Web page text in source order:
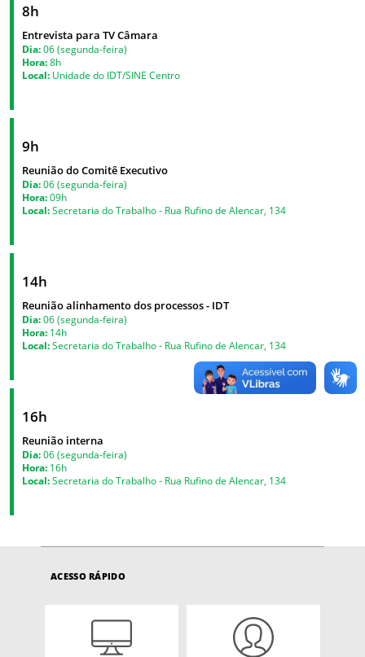
8h
Entrevista para TV Câmara
Dia:06 (segunda-feira)
Hora:8h
Local: Unidade do IDT/SINE Centro
9h
Reunião do Comitê Executivo
Dia:06 (segunda-feira)
Hora:09h
Local:Secretaria do Trabalho - Rua Rufino de Alencar, 134
14h
Reunião alinhamento dos processos - IDT
Dia:06 (segunda-feira)
Hora: 14h
Local:Secretaria do Trabalho - Rua Rufino de Alencar, 134
16h
Reunião interna
Dia:06 (segunda-feira)
Hora: 16h
Local:Secretaria do Trabalho - Rua Rufino de Alencar, 134
ACESSO RÁPIDO